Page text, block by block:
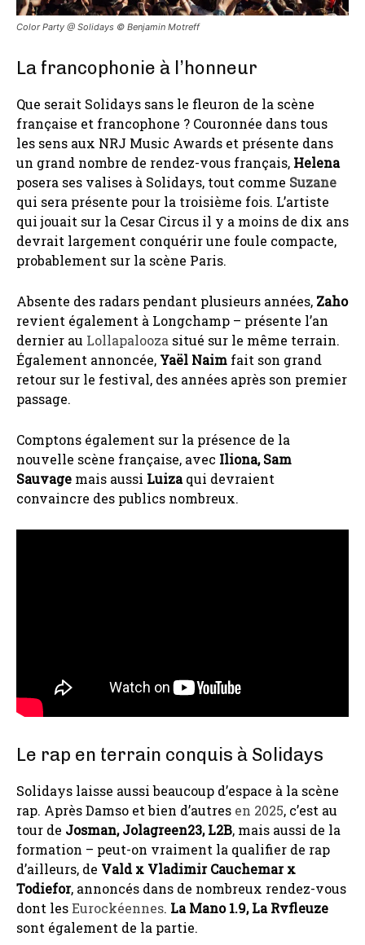
Color Party @ Solidays ©️ Benjamin Motreff
La francophonie à l’honneur
Que serait Solidays sans le fleuron de la scène
française et francophone ? Couronnée dans tous
les sens aux NRJ Music Awards et présente dans
un grand nombre de rendez-vous français, Helena
posera ses valises à Solidays, tout comme Suzane
qui sera présente pour la troisième fois. L’artiste
qui jouait sur la Cesar Circus il y a moins de dix ans
devrait largement conquérir une foule compacte,
probablement sur la scène Paris.
Absente des radars pendant plusieurs années, Zaho
revient également à Longchamp – présente l’an
dernier au Lollapalooza situé sur le même terrain.
Également annoncée, Yaël Naim fait son grand
retour sur le festival, des années après son premier
passage.
Comptons également sur la présence de la
nouvelle scène française, avec Iliona, Sam
Sauvage mais aussi Luizaqui devraient
convaincre des publics nombreux.
Le rap en terrain conquis à Solidays
Solidays laisse aussi beaucoup d’espace à la scène
rap. Après Damso et bien d’autres en 2025, c’est au
tour de Josman, Jolagreen23, L2B, mais aussi de la
formation – peut-on vraiment la qualifier de rap
d’ailleurs, de Vald x Vladimir Cauchemar x
Todiefor, annoncés dans de nombreux rendez-vous
dont lesEurockéennes. La Mano 1.9, La Rvfleuze
sont également de la partie.